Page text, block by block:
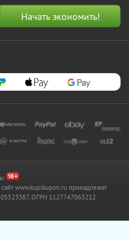
www.kupikupon.ru принадлежат
ОГРН 1127747063212